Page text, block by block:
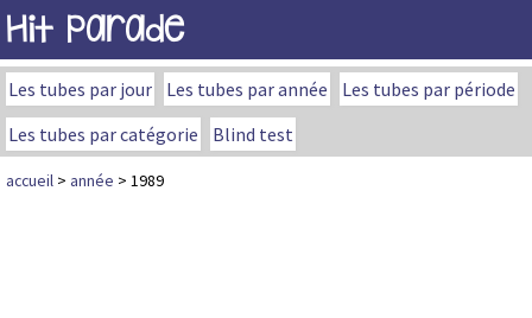
Hit Parade
Les tubes par jour Les tubes par année
Les tubes par période
Les tubes par catégorie
Blind test
accueil > année > 1989